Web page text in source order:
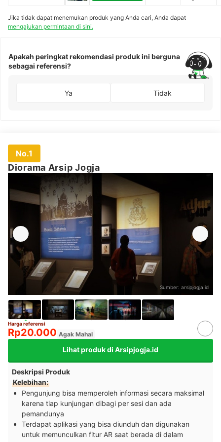
Bantul,
Istimewa
Yogyakarta
alam
un, Pakem,
Sleman,
Jika tidak dapat menemukan produk yang Anda cari, Anda dapat
mengajukan permintaan di sini.
Apakah peringkat rekomendasi produk ini berguna
sebagai referensi?
Ya Tidak
No.1
Diorama Arsip Jogja
Sumber: arsipjogja.id
Harga referensi
Rp20.000 Agak Mahal
Lihat produk di Arsipjogja.id
Deskripsi Produk
Kelebihan:
Pengunjung bisa memperoleh informasi secara maksimal
karena tiap kunjungan dibagi per sesi dan ada
pemandunya
Terdapat aplikasi yang bisa diunduh dan digunakan
untuk memunculkan fitur AR saat berada di dalam